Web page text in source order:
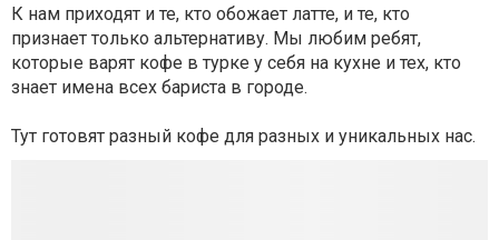
К нам приходят и те, кто обожает латте, и те, кто
признает только альтернативу. Мы любим ребят,
которые варят кофе в турке у себя на кухне и тех, кто
знает имена всех бариста в городе.
Тут готовят разный кофе для разных и уникальных нас.